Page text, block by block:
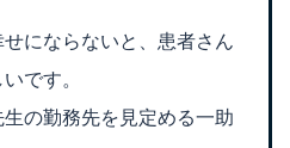
にならないと、患者さん
です。
の勤務先を見定める一助